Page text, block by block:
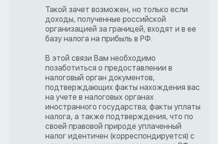
Такой зачет возможен, но только если
доходы, полученные российской
организацией за границей, входят и в ее
базу налога на прибыль в РФ.
В этой связи Вам необходимо
позаботиться о предоставлении в
налоговый орган документов,
подтверждающих факты нахождения вас
на учете в налоговых органах
иностранного государства; факты уплаты
налога, а также подтверждения, что по
своей правовой природе уплаченный
налог идентичен (корреспондируется) с